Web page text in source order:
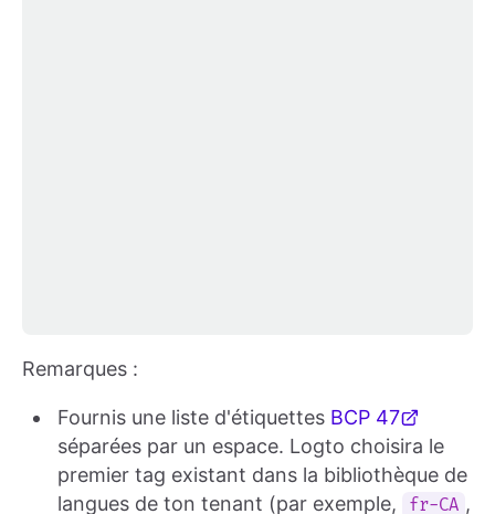
Remarques :
Fournis une liste d'étiquettes BCP 47
séparées par un espace. Logto choisira le
premier tag existant dans la bibliothèque de
langues de ton tenant (par exemple,
fr-CA ,